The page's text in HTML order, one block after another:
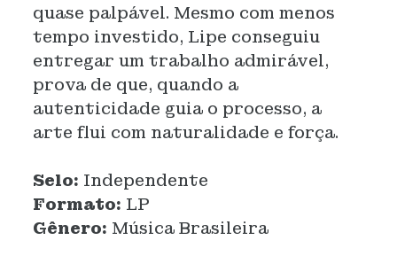
quase palpável. Mesmo com menos
tempo investido, Lipe conseguiu
entregar um trabalho admirável,
prova de que, quando a
autenticidade guia o processo, a
arte flui com naturalidade e força.
Selo: Independente
Formato: LP
Gênero: Música Brasileira